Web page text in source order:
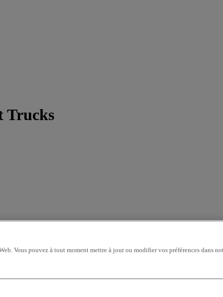
Trucks
Vous pouvez à tout moment mettre à jour ou modifier vos préférences dans